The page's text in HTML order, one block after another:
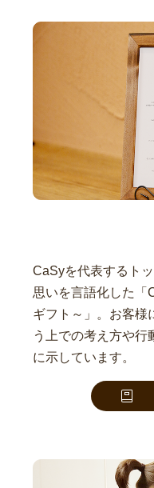
CaSyを代表するト
思いを言語化した「
ギフト～」。お客様
う上での考え方や行
に示しています。